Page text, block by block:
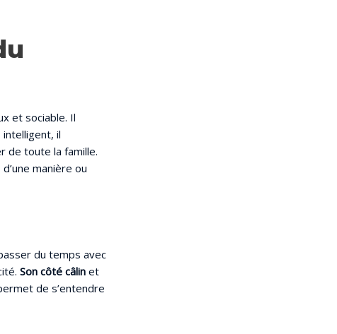
et sociable. Il
il
de toute la famille.
manière ou
du temps avec
Son côté câlin et
de s’entendre